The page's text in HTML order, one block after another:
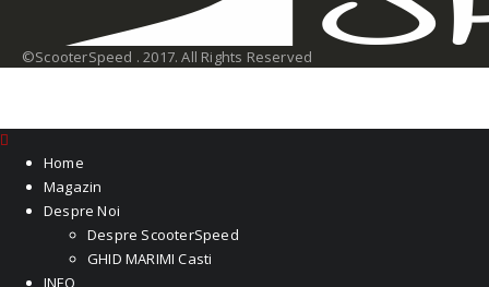
©ScooterSpeed . 2017. All Rights Reserved
Home
Magazin
Despre Noi
Despre ScooterSpeed
GHID MARIMI Casti
INFO